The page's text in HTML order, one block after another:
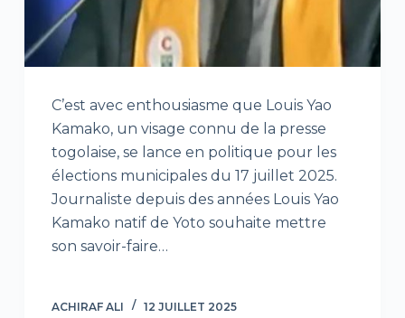
C’est avec enthousiasme que Louis Yao
Kamako, un visage connu de la presse
togolaise, se lance en politique pour les
élections municipales du 17 juillet 2025.
Journaliste depuis des années Louis Yao
Kamako natif de Yoto souhaite mettre
son savoir-faire…
ACHIRAF ALI 12 JUILLET 2025